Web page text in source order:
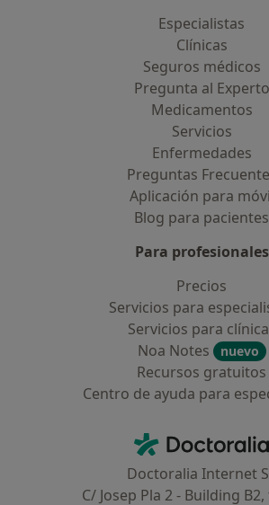
Especialistas
Clínicas
Seguros médicos
Pregunta al Experto
Medicamentos
Servicios
Enfermedades
Preguntas
Aplicación para
Blog para pacientes
Para profesionales
Precios
Servicios para
Servicios para
Noa Notes
nuevo
Recursos gratuitos
Centro de ayuda para
Doctoralia -
Doctoralia Internet
C/ Josep Pla 2 - Building